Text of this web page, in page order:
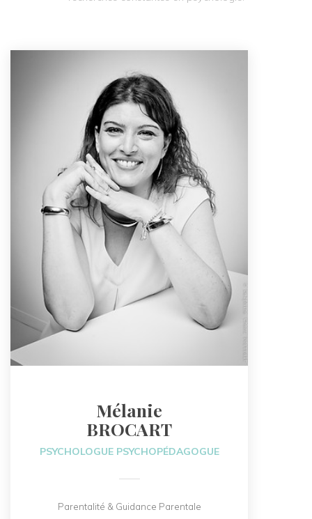
Mélanie
BROCART
PSYCHOLOGUE PSYCHOPÉDAGOGUE
Parentalité & Guidance Parentale